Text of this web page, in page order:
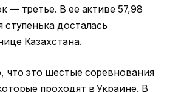
— третье. В ее активе 57,98
ступенька досталась
Казахстана.
что это шестые соревнования
проходят в Украине. В